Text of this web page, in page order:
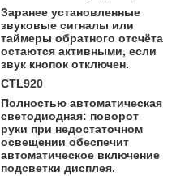
Заранее установленные
звуковые сигналы или
таймеры обратного отсчёта
остаются активными, если
звук кнопок отключен.
CTL920
Полностью автоматическая
светодиодная: поворот
руки при недостаточном
освещении обеспечит
автоматическое включение
подсветки дисплея.